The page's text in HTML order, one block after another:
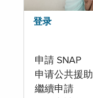
登录
申請 SNAP
申请公共援助
繼續申請